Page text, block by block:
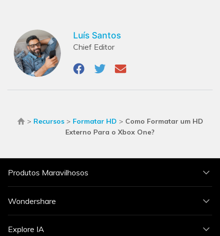
Luís Santos
Chief Editor
> Recursos> Formatar HD > Como Formatar um HD
Externo Para o Xbox One?
Produtos Maravilhosos
Wondershare
Explore IA